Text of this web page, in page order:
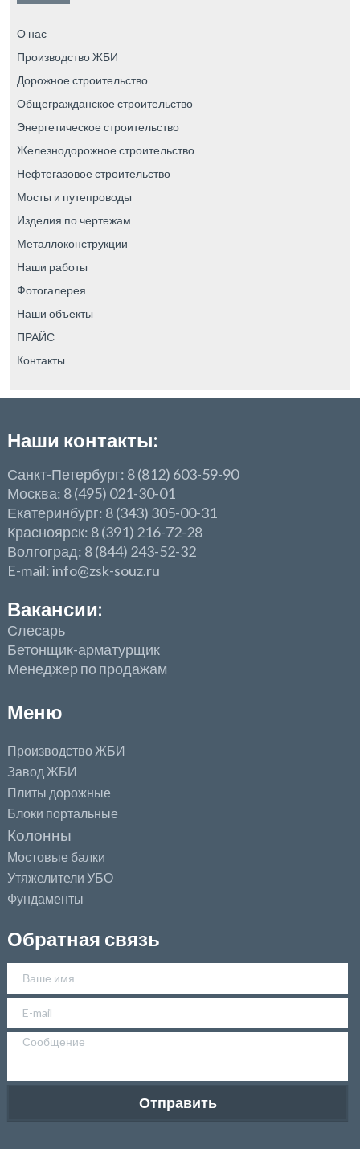
О нас
Производство ЖБИ
Дорожное строительство
Общегражданское строительство
Энергетическое строительство
Железнодорожное строительство
Нефтегазовое строительство
Мосты и путепроводы
Изделия по чертежам
Металлоконструкции
Наши работы
Фотогалерея
Наши объекты
ПРАЙС
Контакты
Наши контакты:
Санкт-Петербург: 8 (812) 603-59-90
Москва: 8 (495) 021-30-01
Екатеринбург: 8 (343) 305-00-31
Красноярск: 8 (391) 216-72-28
Волгоград: 8 (844) 243-52-32
E-mail: info@zsk-souz.ru
Вакансии:
Слесарь
Бетонщик-арматурщик
Менеджер по продажам
Меню
Производство ЖБИ
Завод ЖБИ
Плиты дорожные
Блоки портальные
Колонны
Мостовые балки
Утяжелители УБО
Фундаменты
Обратная связь